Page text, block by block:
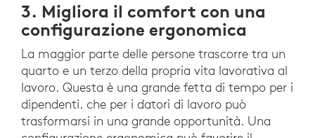
3. Migliora il comfort con una
configurazione ergonomica
La maggior parte delle persone trascorre tra un
quarto e un terzo della propria vita lavorativa al
lavoro. Questa è una grande fetta di tempo per i
dipendenti. che per i datori di lavoro può
trasformarsi in una grande opportunità. Una